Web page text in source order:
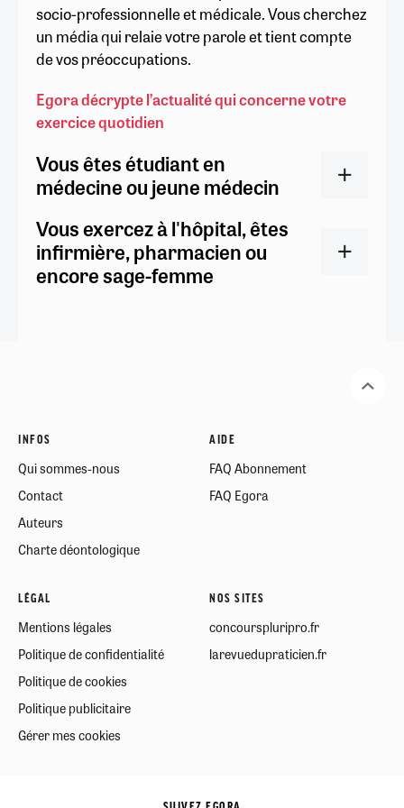
socio-professionnelle et médicale. Vous cherchez
un média qui relaie votre parole et tient compte
de vos préoccupations.
Egora décrypte l’actualité qui concerne votre
exercice quotidien
Vous êtes étudiant en
médecine ou jeune médecin
Vous exercez à l'hôpital, êtes
infirmière, pharmacien ou
encore sage-femme
INFOS
Qui sommes-nous
Contact
Auteurs
Charte déontologique
AIDE
FAQ Abonnement
FAQ Egora
LÉGAL
Mentions légales
Politique de confidentialité
Politique de cookies
Politique publicitaire
Gérer mes cookies
NOS SITES
concourspluripro.fr
larevuedupraticien.fr